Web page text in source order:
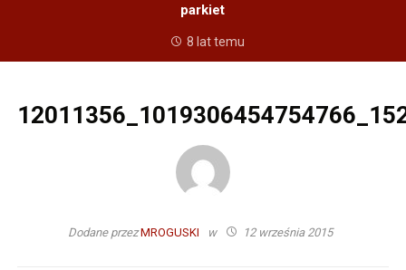
parkiet
8 lat temu
Dodane przezMROGUSKI w 12 września 2015